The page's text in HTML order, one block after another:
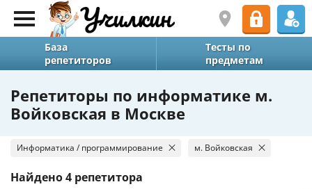
База
репетиторов
Тесты по
предметам
Репетиторы по информатике м.
Войковская в Москве
Информатика / программирование м. Войковская
Найдено4 репетитора